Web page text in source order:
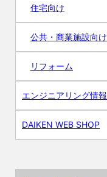
住宅向け
公共・商業施設向け
リフォーム
エンジニアリング情報
DAIKEN WEB SHOP